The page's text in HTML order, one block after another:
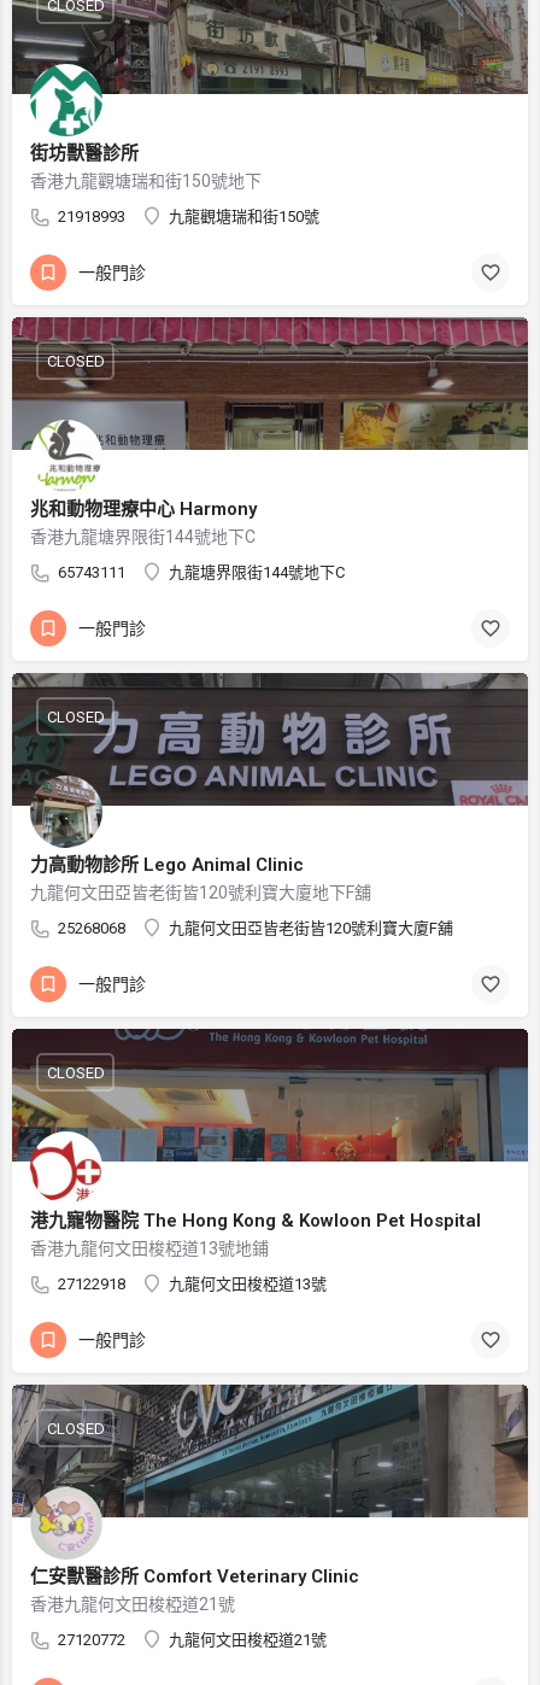
街坊獸醫診所
香港九龍觀塘瑞和街150號地下
21918993 九龍觀塘瑞和街150號
CLOSED
一般門診
兆和動物理療中心 Harmony
香港九龍塘界限街144號地下C
65743111 九龍塘界限街144號地下C
CLOSED
一般門診
力高動物診所 Lego Animal Clinic
九龍何文田亞皆老街皆120號利寶大廈地下F舖
25268068 九龍何文田亞皆老街皆120號利寶大廈F舖
CLOSED
一般門診
港九寵物醫院 The Hong Kong & Kowloon Pet Hospital
香港九龍何文田梭椏道13號地鋪
27122918 九龍何文田梭椏道13號
CLOSED
一般門診
仁安獸醫診所 Comfort Veterinary Clinic
香港九龍何文田梭椏道21號
27120772 九龍何文田梭椏道21號
CLOSED